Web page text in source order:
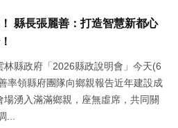
縣長張麗善：打造智慧新都心
林縣政府「2026縣政說明會」今天(6
率領縣府團隊向鄉親報告近年建設成
湧入滿滿鄉親，座無虛席，共同關
...